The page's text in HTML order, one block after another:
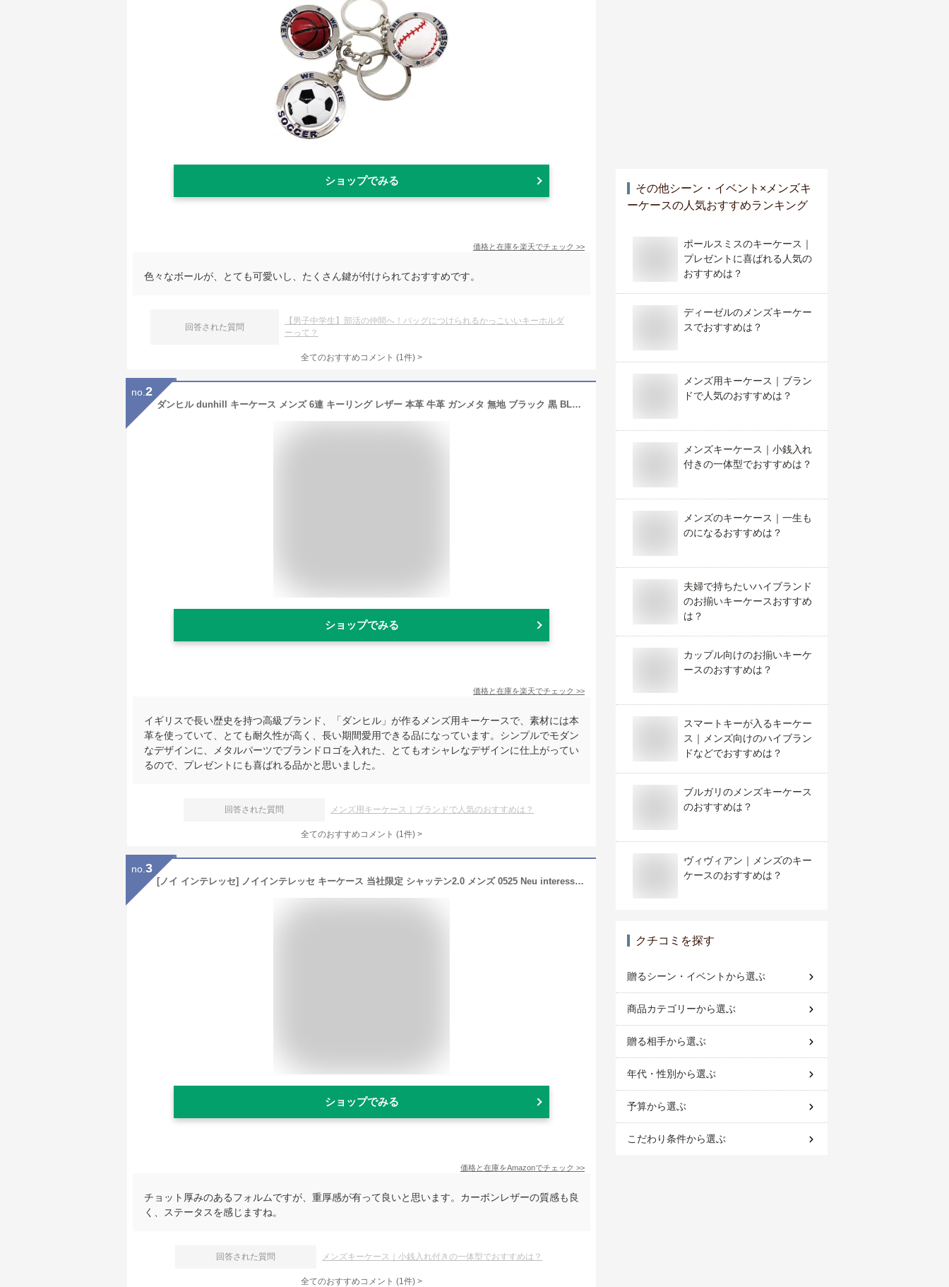
ショップでみる
価格と在庫を楽天でチェック >>
色々なボールが、とても可愛いし、たくさん鍵が付けられておすすめです。
回答された質問
【男子中学生】部活の仲間へ！バッグにつけられるかっこいいキーホルダ
ーって？
全てのおすすめコメント (1件) >
no. 2
ダンヒル dunhill キーケース メンズ 6連 キーリング レザー 本革 牛革 ガンメタ 無地 ブラック 黒 BLACK ブランド 19f2f50sg001r-bkg
ショップでみる
価格と在庫を楽天でチェック >>
イギリスで長い歴史を持つ高級ブランド、「ダンヒル」が作るメンズ用キーケースで、素材には本
革を使っていて、とても耐久性が高く、長い期間愛用できる品になっています。シンプルでモダン
なデザインに、メタルパーツでブランドロゴを入れた、とてもオシャレなデザインに仕上がってい
るので、プレゼントにも喜ばれる品かと思いました。
回答された質問 メンズ用キーケース｜ブランドで人気のおすすめは？
全てのおすすめコメント (1件) >
no. 3
[ノイ インテレッセ] ノイインテレッセ キーケース 当社限定 シャッテン2.0 メンズ 0525 Neu interesse Schatten2.0 別注モデル ハイブリッドレザー コインケース 小銭入れ 【06】グリーン
ショップでみる
価格と在庫をAmazonでチェック >>
チョット厚みのあるフォルムですが、重厚感が有って良いと思います。カーボンレザーの質感も良
く、ステータスを感じますね。
回答された質問 メンズキーケース｜小銭入れ付きの一体型でおすすめは？
全てのおすすめコメント (1件) >
その他シーン・イベント×メンズキ
ーケースの人気おすすめランキング
ポールスミスのキーケース｜
プレゼントに喜ばれる人気の
おすすめは？
ディーゼルのメンズキーケー
スでおすすめは？
メンズ用キーケース｜ブラン
ドで人気のおすすめは？
メンズキーケース｜小銭入れ
付きの一体型でおすすめは？
メンズのキーケース｜一生も
のになるおすすめは？
夫婦で持ちたいハイブランド
のお揃いキーケースおすすめ
は？
カップル向けのお揃いキーケ
ースのおすすめは？
スマートキーが入るキーケー
ス｜メンズ向けのハイブラン
ドなどでおすすめは？
ブルガリのメンズキーケース
のおすすめは？
ヴィヴィアン｜メンズのキー
ケースのおすすめは？
クチコミを探す
贈るシーン・イベントから選ぶ
商品カテゴリーから選ぶ
贈る相手から選ぶ
年代・性別から選ぶ
予算から選ぶ
こだわり条件から選ぶ